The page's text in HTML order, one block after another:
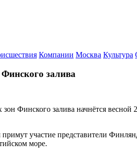
Компании Москва Культура
Финского залива
Финского залива начнётся
примут участие представители
море.